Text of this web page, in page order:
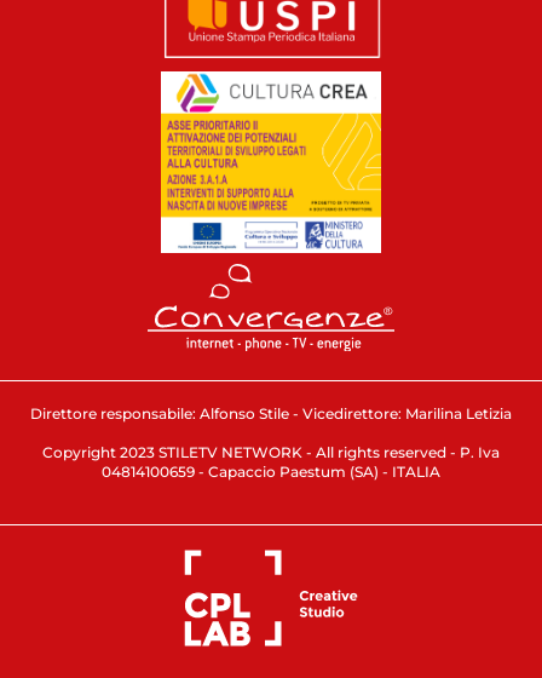
Direttore responsabile: Alfonso Stile - Vicedirettore: Marilina Letizia
Copyright 2023 STILETV NETWORK - All rights reserved - P. Iva
04814100659 - Capaccio Paestum (SA) - ITALIA